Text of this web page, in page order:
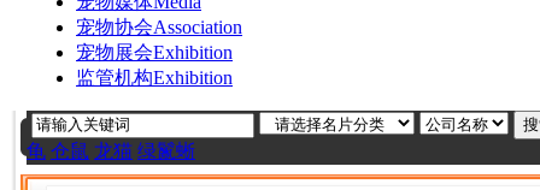
宠物协会Association
宠物展会Exhibition
监管机构Exhibition
龟 仓鼠 龙猫 绿鬣蜥